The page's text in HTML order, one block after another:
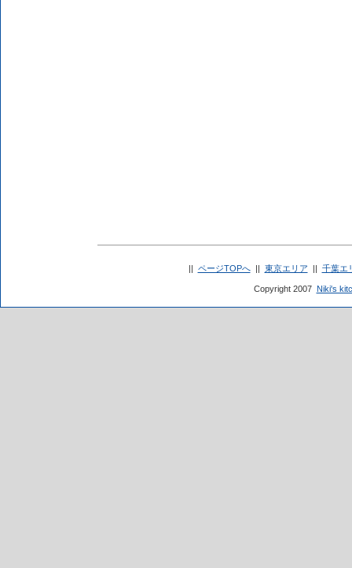
|| ページTOPへ|| 東京エリア || 千葉エ
Copyright 2007 Niki's